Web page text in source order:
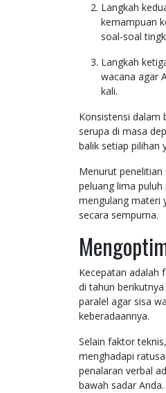
Langkah
kemampuan
soal-soal
Langkah
wacana agar
kali.
Konsistensi dalam
serupa di masa
balik setiap pilihan
Menurut
peluang lima
mengulang materi
secara sempurna.
Kecepatan adalah
di tahun
paralel agar sisa
keberadaannya.
Selain faktor
menghadapi
penalaran verbal
bawah sadar Anda.